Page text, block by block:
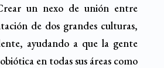
un nexo de unión entre
de dos grandes culturas,
ayudando a que la gente
en todas sus áreas como